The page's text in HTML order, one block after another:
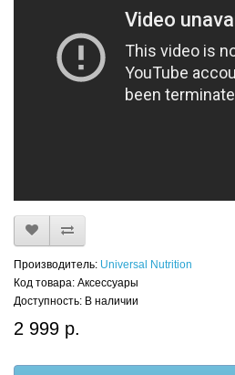
Производитель: Universal Nutrition
Код товара: Аксессуары
Доступность: В наличии
2 999 р.